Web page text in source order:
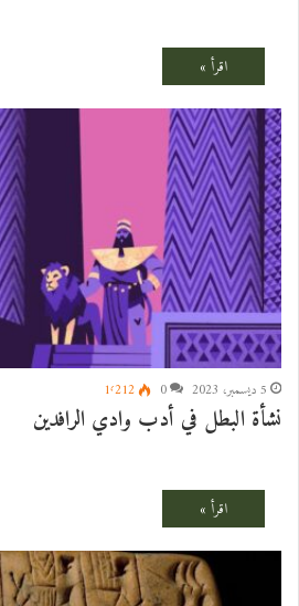
5 ديسمبر، 2023 0 1٬212
نشأة البطل في أدب وادي الرافدين